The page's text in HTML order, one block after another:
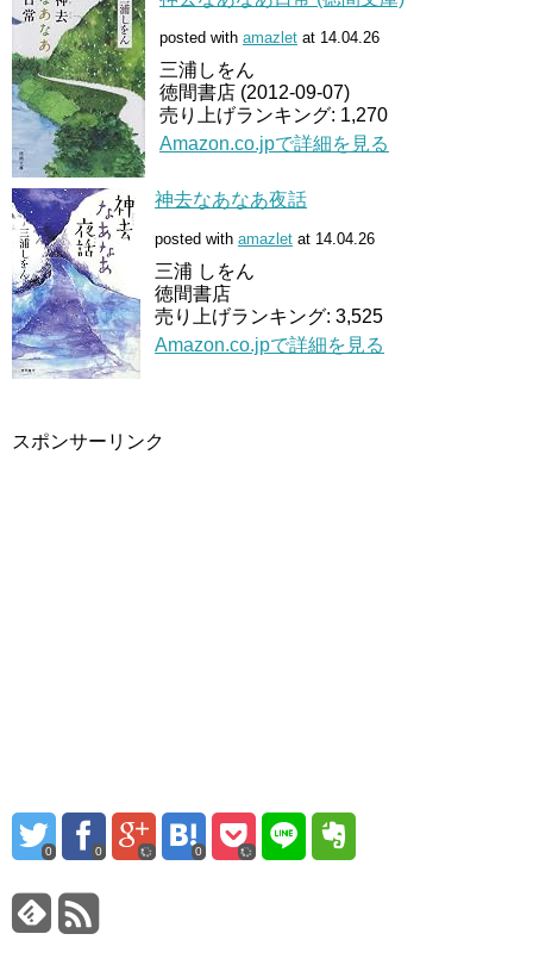
posted with amazlet at 14.04.26
三浦しをん
徳間書店 (2012-09-07)
売り上げランキング: 1,270
Amazon.co.jpで詳細を見る
神去なあなあ夜話
posted with amazlet at 14.04.26
三浦 しをん
徳間書店
売り上げランキング: 3,525
Amazon.co.jpで詳細を見る
スポンサーリンク
0 0 0